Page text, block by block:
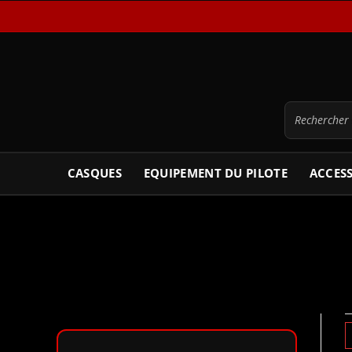
CASQUES EQUIPEMENT DU PILOTE